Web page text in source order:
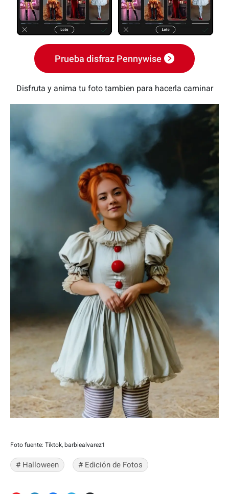
Prueba disfraz Pennywise
Disfruta y anima tu foto tambien para hacerla caminar
Foto fuente: Tiktok, barbiealvarez1
# Halloween # Edición de Fotos